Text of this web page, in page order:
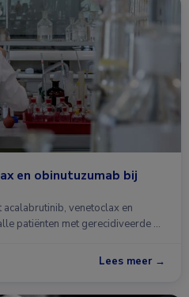
en obinutuzumab bij
venetoclax en
patiënten met gerecidiveerde …
Lees meer →